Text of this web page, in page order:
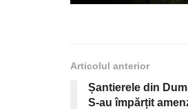
Articolul anterior
Șantierele din
S-au împărțit